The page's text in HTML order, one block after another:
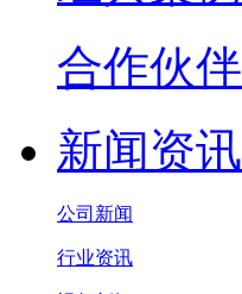
合作伙伴
新闻资讯
公司新闻
行业资讯